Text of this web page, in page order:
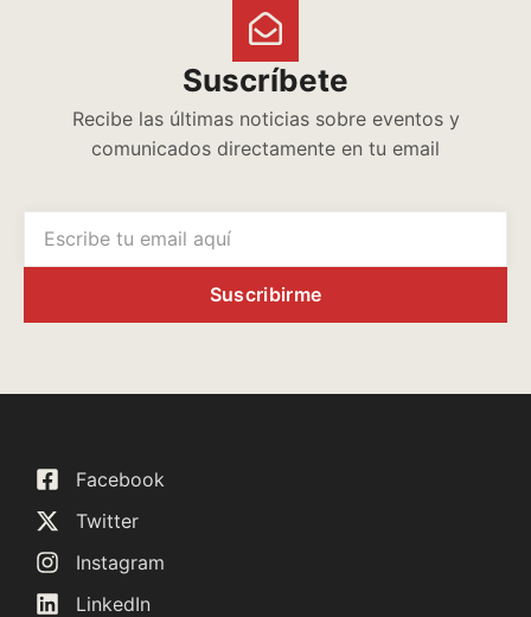
Suscríbete
Recibe las últimas noticias sobre eventos y
comunicados directamente en tu email
Suscribirme
Facebook
Twitter
Instagram
LinkedIn